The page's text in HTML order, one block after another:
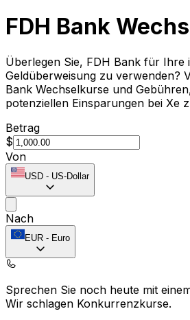
FDH Bank
Überlegen Sie, FDH Bank für Ihre
Geldüberweisung zu verwenden?
Bank Wechselkurse und
potenziellen Einsparungen bei Xe
Betrag
$
Von
USD - US-Dollar
Nach
EUR - Euro
Sprechen Sie noch heute mit
Wir schlagen Konkurrenzkurse.